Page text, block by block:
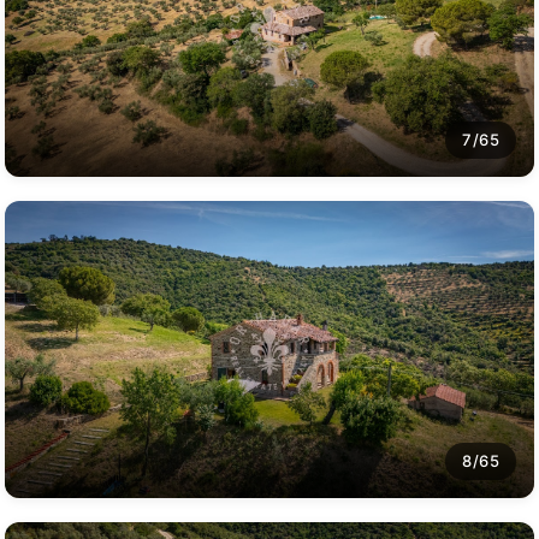
7/65
8/65